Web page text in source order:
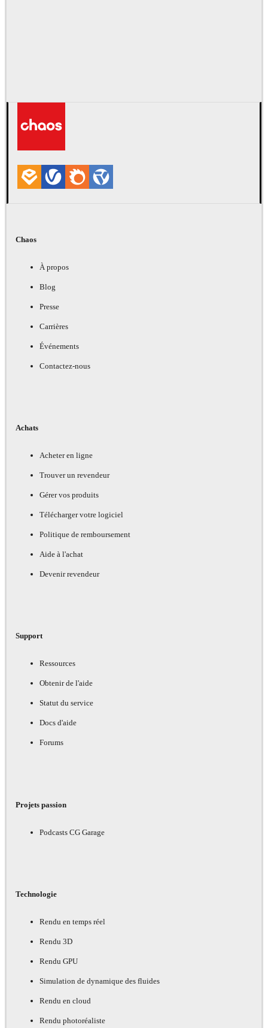
Chaos
À propos
Blog
Presse
Carrières
Événements
Contactez-nous
Achats
Acheter en ligne
Trouver un revendeur
Gérer vos produits
Télécharger votre logiciel
Politique de remboursement
Aide à l'achat
Devenir revendeur
Support
Ressources
Obtenir de l'aide
Statut du service
Docs d'aide
Forums
Projets passion
Podcasts CG Garage
Technologie
Rendu en temps réel
Rendu 3D
Rendu GPU
Simulation de dynamique des fluides
Rendu en cloud
Rendu photoréaliste